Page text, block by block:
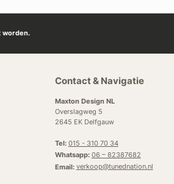
worden.
Contact & Navigatie
Maxton Design NL
Overslagweg 5
2645 EK Delfgauw
Tel: 015 - 310 70 34
Whatsapp: 06 – 82387682
Email: verkoop@tunednation.nl